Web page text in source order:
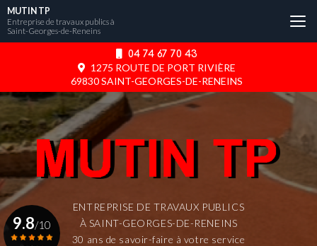
Aller
au
contenu
04 74 67 70 43
1275 ROUTE DE PORT RIVIÈRE
69830 SAINT-GEORGES-DE-RENEINS
MUTIN TP
Entreprise de travaux publics à
Saint-Georges-de-Reneins
ENTREPRISE DE TRAVAUX PUBLICS
À SAINT-GEORGES-DE-RENEINS
30 ans de savoir-faire à votre service
9.8/10